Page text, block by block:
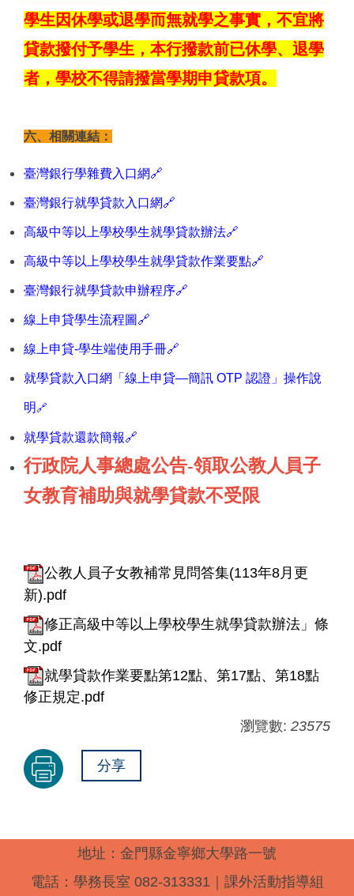
學生因休學或退學而無就學之事實，不宜將
貸款撥付予學生，本行撥款前已休學、退學
者，學校不得請撥當學期申貸款項。
六、相關連結：
臺灣銀行學雜費入口網🔗
臺灣銀行就學貸款入口網🔗
高級中等以上學校學生就學貸款辦法🔗
高級中等以上學校學生就學貸款作業要點🔗
臺灣銀行就學貸款申辦程序🔗
線上申貸學生流程圖🔗
線上申貸-學生端使用手冊🔗
就學貸款入口網「線上申貸—簡訊 OTP 認證」操作說
明🔗
就學貸款還款簡報🔗
行政院人事總處公告-領取公教人員子
女教育補助與就學貸款不受限
公教人員子女教補常見問答集(113年8月更
新).pdf
修正高級中等以上學校學生就學貸款辦法」條
文.pdf
就學貸款作業要點第12點、第17點、第18點
修正規定.pdf
瀏覽數: 23575
分享
地址：金門縣金寧鄉大學路一號
電話：學務長室 082-313331｜課外活動指導組